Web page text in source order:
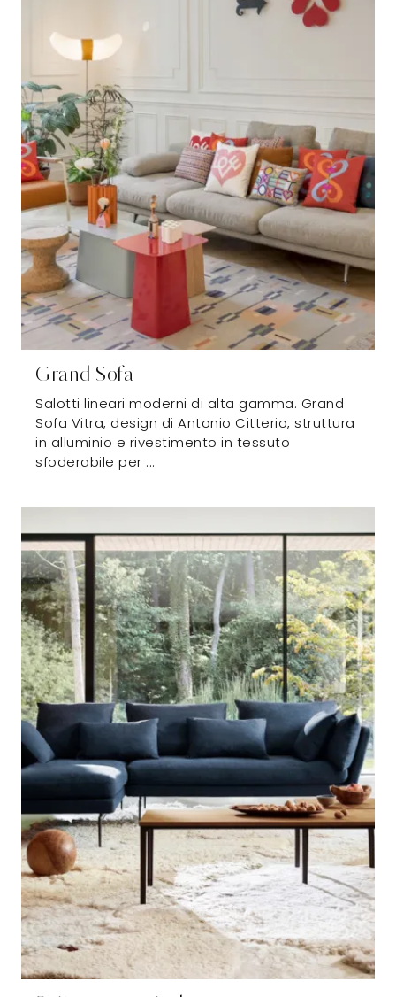
Grand Sofa
Salotti lineari moderni di alta gamma. Grand
Sofa Vitra, design di Antonio Citterio, struttura
in alluminio e rivestimento in tessuto
sfoderabile per ...